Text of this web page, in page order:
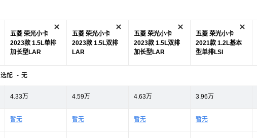
五菱 荣光小卡
2023款 1.5L单排
加长型LAR
五菱 荣光小卡
2023款 1.5L双排
LAR
五菱 荣光小卡
2023款 1.5L双排
加长型LAR
五菱 荣光小卡
2021款 1.2L基本
型单排LSI
选配 - 无
4.33万 4.59万 4.63万 3.96万
暂无 暂无 暂无 暂无